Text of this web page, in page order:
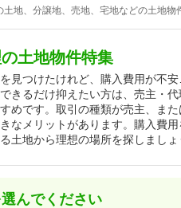
土地、分譲地、売地、宅地などの土地
土地物件特集
見つけたけれど、購入費用が不
きるだけ抑えたい方は、売主・
めです。取引の種類が売主、ま
なメリットがあります。購入費
土地から理想の場所を探しましょ
んでください